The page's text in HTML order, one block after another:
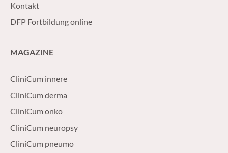
Kontakt
DFP Fortbildung online
MAGAZINE
CliniCum innere
CliniCum derma
CliniCum onko
CliniCum neuropsy
CliniCum pneumo